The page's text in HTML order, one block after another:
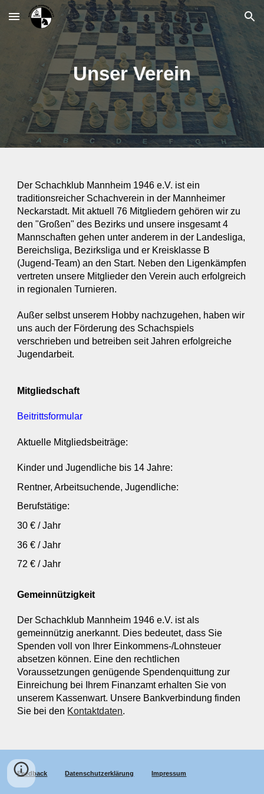
Skip to main content Skip to navigation
Unser Verein
Der Schachklub Mannheim 1946 e.V. ist ein
traditionsreicher Schachverein in der Mannheimer
Neckarstadt. Mit aktuell76 Mitgliedern gehören wir zu
den "Großen" des Bezirks und unsere insgesamt 4
Mannschaften gehen unter anderem in der Landesliga,
Bereichsliga, Bezirksliga und er Kreisklasse B
(Jugend-Team)an den Start. Neben den Ligenkämpfen
vertreten unsere Mitglieder den Verein auch erfolgreich
in regionalen Turnieren.
Außer selbst unserem Hobby nachzugehen, haben wir
uns auch der Förderung des Schachspiels
verschrieben und betreiben seit Jahren erfolgreiche
Jugendarbeit.
Mitgliedschaft
Beitrittsformular
Aktuelle Mitgliedsbeiträge:
Kinder und Jugendliche bis 14 Jahre:
Rentner, Arbeitsuchende, Jugendliche:
Berufstätige:
30 € / Jahr
36 € / Jahr
72 € / Jahr
Gemeinnützigkeit
Der Schachklub Mannheim 1946 e.V. ist als
gemeinnützig anerkannt. Dies bedeutet, dass Sie
Spenden voll von Ihrer Einkommens-/Lohnsteuer
absetzen können. Eine den rechtlichen
Voraussetzungen genügende Spendenquittung zur
Einreichung bei Ihrem Finanzamt erhalten Sie von
unserem Kassenwart. Unsere Bankverbindung finden
Sie bei den Kontaktdaten.
Feedback Datenschutzerklärung Impressum